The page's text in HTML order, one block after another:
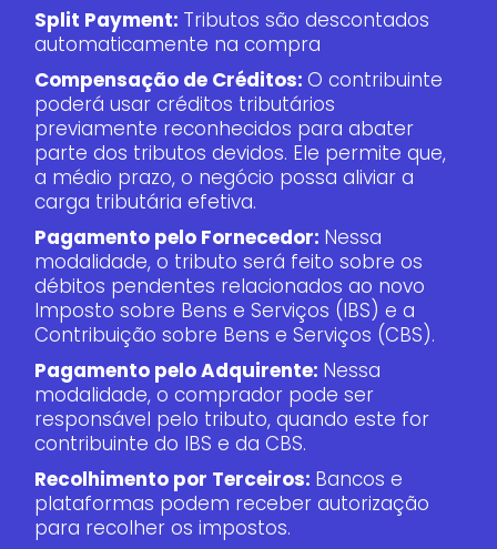
Split Payment: Tributos são descontados
automaticamente na compra
Compensação de Créditos:O contribuinte
poderá usar créditos tributários
previamente reconhecidos para abater
parte dos tributos devidos. Ele permite que,
a médio prazo, o negócio possa aliviar a
carga tributária efetiva.
Pagamento pelo Fornecedor: Nessa
modalidade, o tributo será feito sobre os
débitos pendentes relacionados ao novo
Imposto sobre Bens e Serviços (IBS) e a
Contribuição sobre Bens e Serviços (CBS).
Pagamento pelo Adquirente: Nessa
modalidade, o comprador pode ser
responsável pelo tributo, quando este for
contribuinte do IBS e da CBS.
Recolhimento por Terceiros: Bancos e
plataformas podem receber autorização
para recolher os impostos.